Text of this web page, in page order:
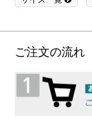
ご注文の流れ